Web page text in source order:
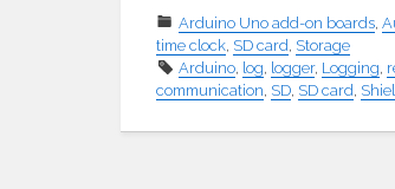
Logger
Shield
V
1.0"
Arduino Uno add-on boards
time clock SD card Storage
Arduino log logger, Logging
communication SD SD card